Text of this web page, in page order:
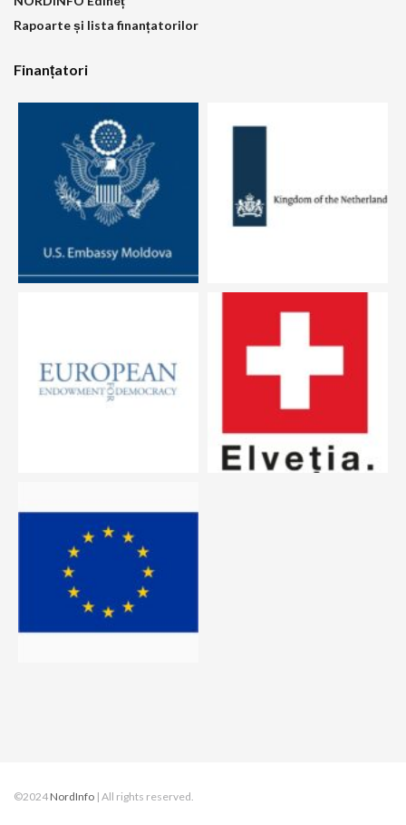
Rapoarte și lista finanțatorilor
Finanțatori
©2024 NordInfo | All rights reserved.